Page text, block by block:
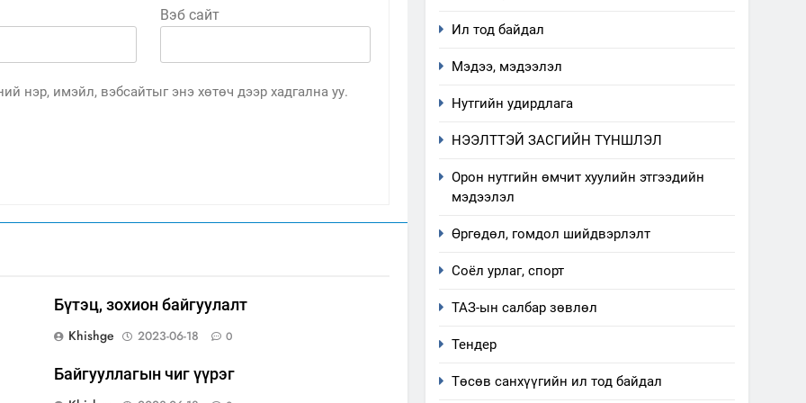
Вэб сайт
нэр, имэйл, вэбсайтыг энэ хөтөч дээр хадгална уу.
Бүтэц, зохион байгуулалт
Khishge
2023-06-18 0
Байгууллагын чиг үүрэг
Ил тод байдал
Мэдээ, мэдээлэл
Нутгийн удирдлага
НЭЭЛТТЭЙ ЗАСГИЙН ТҮНШЛЭЛ
Орон нутгийн өмчит хуулийн этгээдийн
мэдээлэл
Өргөдөл, гомдол шийдвэрлэлт
Соёл урлаг, спорт
ТАЗ-ын салбар зөвлөл
Тендер
Төсөв санхүүгийн ил тод байдал
“Шинэтгэлээр түүчээлсэн
хүрээнд зохион байгуулах
арга хэмжээний төлөвлөгөө
Санхүүгийн тайланд хийсэн
Үйл ажиллагаандаа мөрдөж
байгаа хууль тогтоомж
Мэдээлэл хариуцагчийн